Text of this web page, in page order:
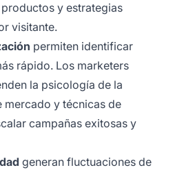
y estrategias
visitante.
permiten identificar
rápido. Los marketers
la psicología de la
mercado y técnicas de
campañas exitosas y
generan fluctuaciones de